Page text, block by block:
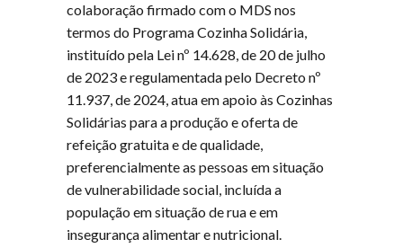
colaboração firmado com o MDS nos
termos do Programa Cozinha Solidária,
instituído pela Lei nº 14.628, de 20 de julho
de 2023 e regulamentada pelo Decreto nº
11.937, de 2024, atua em apoio às Cozinhas
Solidárias para a produção e oferta de
refeição gratuita e de qualidade,
preferencialmente as pessoas em situação
de vulnerabilidade social, incluída a
população em situação de rua e em
insegurança alimentar e nutricional.